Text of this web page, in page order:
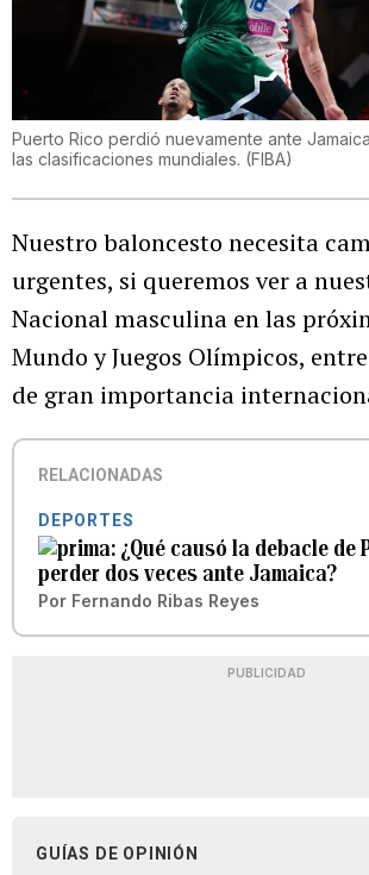
Puerto Rico perdió nuevamente ante
las clasificaciones mundiales. (FIBA)
Nuestro baloncesto necesita
urgentes, si queremos ver a
Nacional masculina en las
Mundo y Juegos Olímpicos,
de gran importancia
RELACIONADAS
DEPORTES
¿Qué causó la debacle de
perder dos veces ante Jamaica?
Por Fernando Ribas Reyes
PUBLICIDAD
GUÍAS DE OPINIÓN